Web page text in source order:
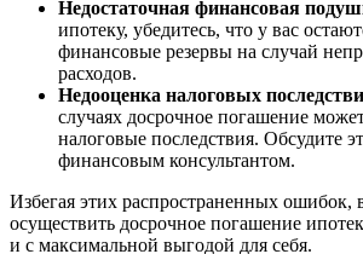
Недостаточная финансовая
ипотеку, убедитесь, что у вас
финансовые резервы на случай
расходов.
Недооценка налоговых
случаях досрочное погашение
налоговые последствия. Обсудите
финансовым консультантом.
Избегая этих распространенных ошибок,
осуществить досрочное погашение
и с максимальной выгодой для себя.